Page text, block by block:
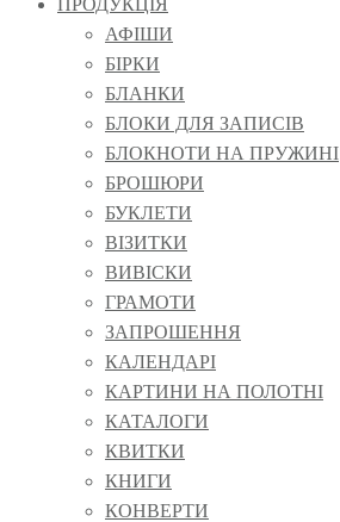
ПРОДУКЦІЯ
АФІШИ
БІРКИ
БЛАНКИ
БЛОКИ ДЛЯ ЗАПИСІВ
БЛОКНОТИ НА ПРУЖИНІ
БРОШЮРИ
БУКЛЕТИ
ВІЗИТКИ
ВИВІСКИ
ГРАМОТИ
ЗАПРОШЕННЯ
КАЛЕНДАРІ
КАРТИНИ НА ПОЛОТНІ
КАТАЛОГИ
КВИТКИ
КНИГИ
КОНВЕРТИ